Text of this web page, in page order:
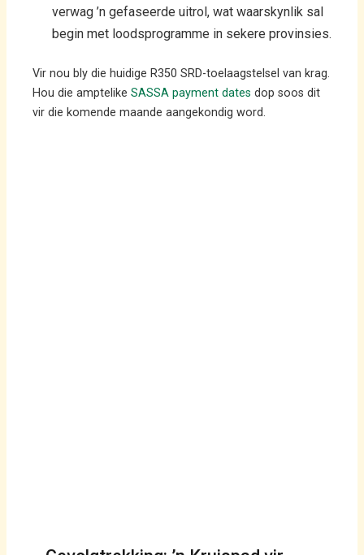
verwag ’n gefaseerde uitrol, wat waarskynlik sal
begin met loodsprogramme in sekere provinsies.
Vir nou bly die huidige R350 SRD-toelaagstelsel van krag.
Hou die amptelike SASSA payment dates dop soos dit
vir die komende maande aangekondig word.